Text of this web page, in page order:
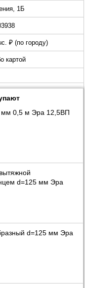
1Б
₽ (по городу)
картой
мм 0,5 м Эра 12,5ВП
d=125 мм Эра
d=125 мм Эра